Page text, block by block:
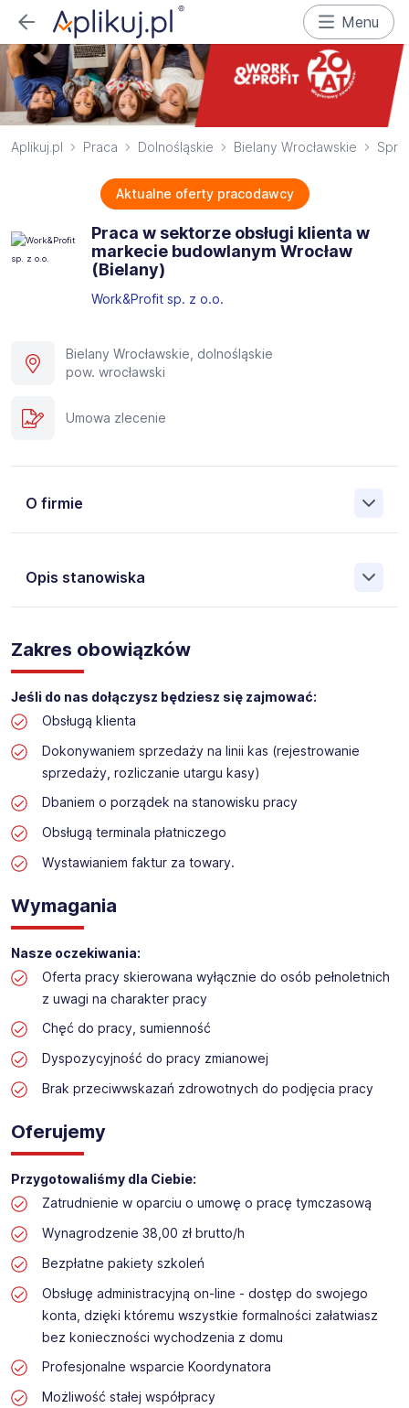
Menu
Aplikuj.pl Praca Dolnośląskie Bielany Wrocławskie
Aktualne oferty pracodawcy
Praca w sektorze obsługi klienta w
markecie budowlanym Wrocław
(Bielany)
Work&Profit sp. z o.o.
Bielany Wrocławskie, dolnośląskie
pow. wrocławski
Umowa zlecenie
O firmie
Opis stanowiska
Pośrednictwa Pracy i Doradztwa Personalnego Work &
Profit jest obecnie jedną z największych niezależnych
polskich agencji zatrudnienia. W ciągu wielu lat naszej
działalności daliśmy pracę przeszło 50 000 pracowników
w całym kraju. Skutecznie znajdujemy pracowników dla
największych firm, jak również małych rodzinnych
przedsiębiorstw w Polsce. Agencja jest wpisana pod nr
396 w Krajowym Rejestrze Agencji Zatrudnienia.
Obecnie dla naszego Klienta, poszukujemy osób do pracy
na stanowisko:
Praca w sektorze obsługi klienta w markecie
budowlanym
Zakres obowiązków
Jeśli do nas dołączysz będziesz się zajmować:
Obsługą klienta
Dokonywaniem sprzedaży na linii kas (rejestrowanie
sprzedaży, rozliczanie utargu kasy)
Dbaniem o porządek na stanowisku pracy
Obsługą terminala płatniczego
Wystawianiem faktur za towary.
Wymagania
Nasze oczekiwania:
Oferta pracy skierowana wyłącznie do osób pełnoletnich
z uwagi na charakter pracy
Chęć do pracy, sumienność
Dyspozycyjność do pracy zmianowej
Brak przeciwwskazań zdrowotnych do podjęcia pracy
Oferujemy
Przygotowaliśmy dla Ciebie:
Zatrudnienie w oparciu o umowę o pracę tymczasową
Wynagrodzenie 38,00 zł brutto/h
Bezpłatne pakiety szkoleń
Obsługę administracyjną on-line - dostęp do swojego
konta, dzięki któremu wszystkie formalności załatwiasz
bez konieczności wychodzenia z domu
Profesjonalne wsparcie Koordynatora
Możliwość stałej współpracy